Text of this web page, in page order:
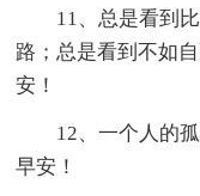
11、总是看到
路；总是看到不如
安！
12、一个人的
早安！